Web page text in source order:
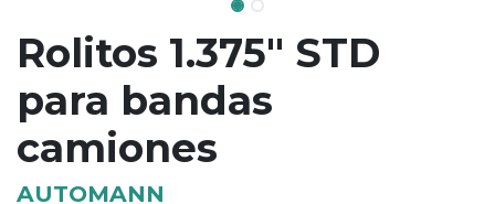
Rolitos 1.375" STD
para bandas
camiones
AUTOMANN